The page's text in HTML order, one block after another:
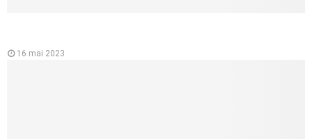
16 mai 2023